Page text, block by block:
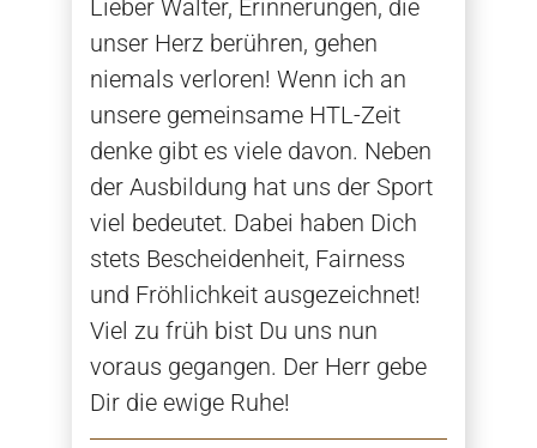
Lieber Walter, Erinnerungen, die
unser Herz berühren, gehen
niemals verloren! Wenn ich an
unsere gemeinsame HTL-Zeit
denke gibt es viele davon. Neben
der Ausbildung hat uns der Sport
viel bedeutet. Dabei haben Dich
stets Bescheidenheit, Fairness
und Fröhlichkeit ausgezeichnet!
Viel zu früh bist Du uns nun
voraus gegangen. Der Herr gebe
Dir die ewige Ruhe!